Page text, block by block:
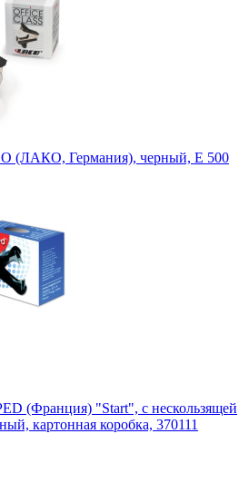
(ЛАКО, Германия), черный, E 500
(Франция) "Start", с нескользящей
картонная коробка, 370111